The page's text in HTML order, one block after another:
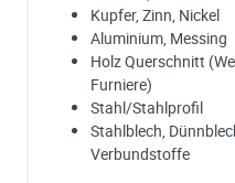
Kupfer, Zinn, Nickel
Aluminium, Messing
Holz Querschnitt
Furniere)
Stahl/Stahlprofil
Stahlblech,
Verbundstoffe